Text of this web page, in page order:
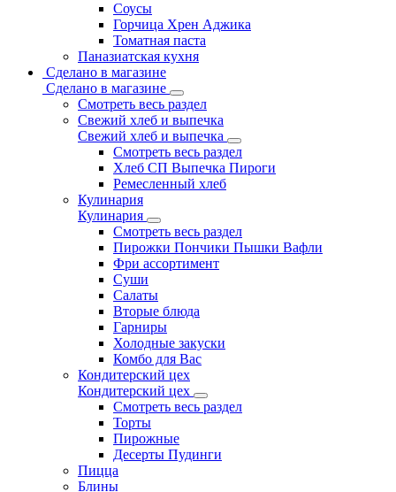
Соусы
Горчица Хрен Аджика
Томатная паста
Паназиатская кухня
Сделано в магазине
Сделано в магазине
Смотреть весь раздел
Свежий хлеб и выпечка
Свежий хлеб и выпечка
Смотреть весь раздел
Хлеб СП Выпечка Пироги
Ремесленный хлеб
Кулинария
Кулинария
Смотреть весь раздел
Пирожки Пончики Пышки Вафли
Фри ассортимент
Суши
Салаты
Вторые блюда
Гарниры
Холодные закуски
Комбо для Вас
Кондитерский цех
Кондитерский цех
Смотреть весь раздел
Торты
Пирожные
Десерты Пудинги
Пицца
Блины